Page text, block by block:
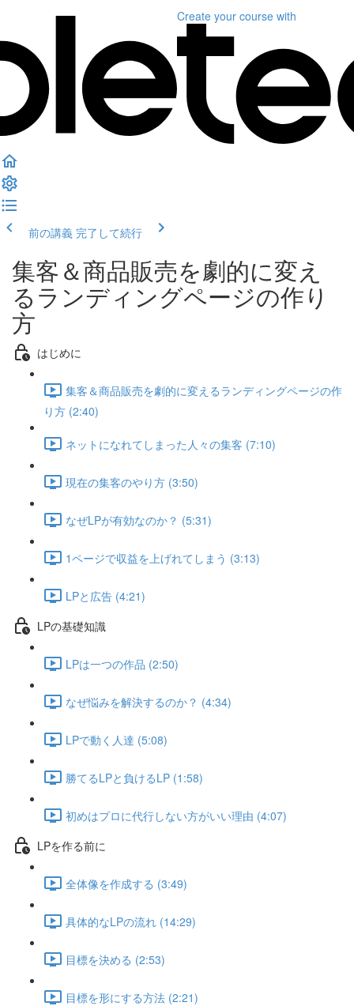
Create your course with
前の講義 完了して続行
集客＆商品販売を劇的に変え
るランディングページの作り
方
はじめに
集客＆商品販売を劇的に変えるランディングページの作
り方 (2:40)
ネットになれてしまった人々の集客 (7:10)
現在の集客のやり方 (3:50)
なぜLPが有効なのか？ (5:31)
1ページで収益を上げれてしまう (3:13)
LPと広告 (4:21)
LPの基礎知識
LPは一つの作品 (2:50)
なぜ悩みを解決するのか？ (4:34)
LPで動く人達 (5:08)
勝てるLPと負けるLP (1:58)
初めはプロに代行しない方がいい理由 (4:07)
LPを作る前に
全体像を作成する (3:49)
具体的なLPの流れ (14:29)
目標を決める (2:53)
目標を形にする方法 (2:21)